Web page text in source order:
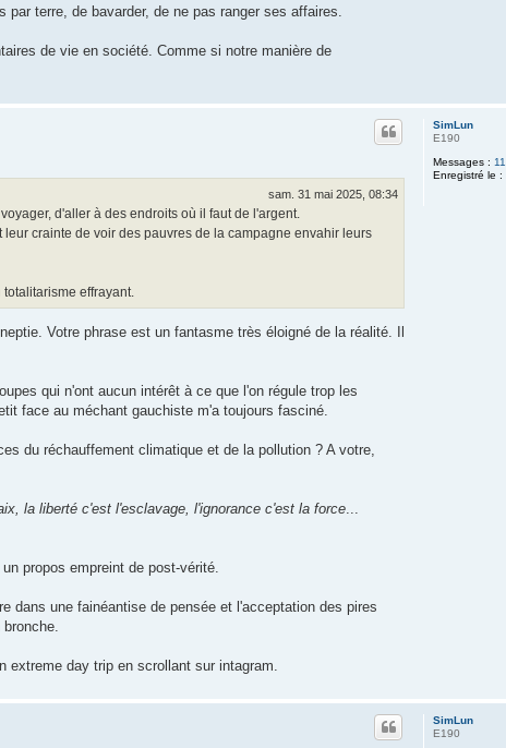
terre, de bavarder, de ne pas ranger ses affaires.
de vie en société. Comme si notre manière de
SimLun
E190
Messages :
Enregistré le :
sam. 31 mai 2025, 08:34
d'aller à des endroits où il faut de l'argent.
crainte de voir des pauvres de la campagne envahir leurs
effrayant.
Votre phrase est un fantasme très éloigné de la réalité. Il
qui n'ont aucun intérêt à ce que l'on régule trop les
face au méchant gauchiste m'a toujours fasciné.
du réchauffement climatique et de la pollution ? A votre,
la liberté c'est l'esclavage, l'ignorance c'est la force
propos empreint de post-vérité.
dans une fainéantise de pensée et l'acceptation des pires
day trip en scrollant sur intagram.
SimLun
E190